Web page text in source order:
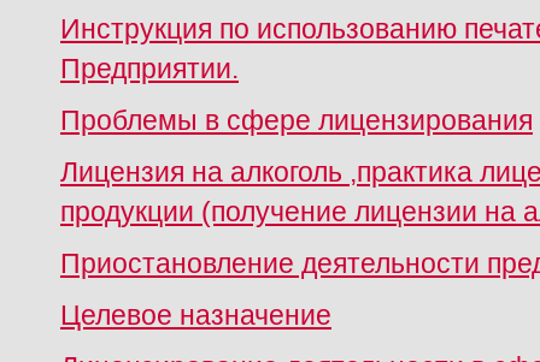
Инструкция по использованию
Предприятии.
Проблемы в сфере лицензирования
Лицензия на алкоголь ,практика
продукции (получение лицензии на
Приостановление деятельности
Целевое назначение